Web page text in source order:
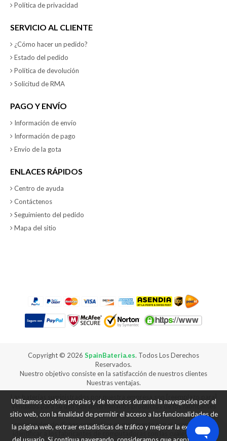
Política de privacidad
SERVICIO AL CLIENTE
¿Cómo hacer un pedido?
Estado del pedido
Política de devolución
Solicitud de RMA
PAGO Y ENVÍO
Información de envío
Información de pago
Envio de la gota
ENLACES RÁPIDOS
Centro de ayuda
Contáctenos
Seguimiento del pedido
Mapa del sitio
Copyright © 2026 SpainBateria.es. Todos Los Derechos
Reservados.
Nuestro objetivo consiste en la satisfacción de nuestros clientes
Nuestras ventajas.
vendidos para su uso con determinados productos de los fabricantes
de ordenadores, y cualquier referencia a productos o marcas
comerciales de dichas compañías es puramente con el propósito de
identificar a los fabricantes de computadoras con las cuales nuestros
Utilizamos cookies propias y de terceros durante la navegación por el
sitio web, con la finalidad de permitir el acceso a las funcionalidades de
la página web, extraer estadísticas de tráfico y mejorar la experiencia